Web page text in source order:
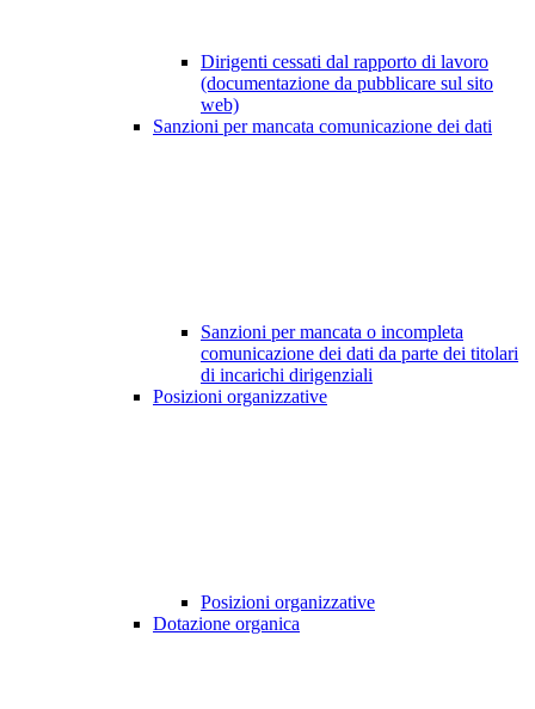
Dirigenti cessati dal rapporto di lavoro
(documentazione da pubblicare sul sito
web)
Sanzioni per mancata comunicazione dei dati
Sanzioni per mancata o incompleta
comunicazione dei dati da parte dei titolari
di incarichi dirigenziali
Posizioni organizzative
Posizioni organizzative
Dotazione organica